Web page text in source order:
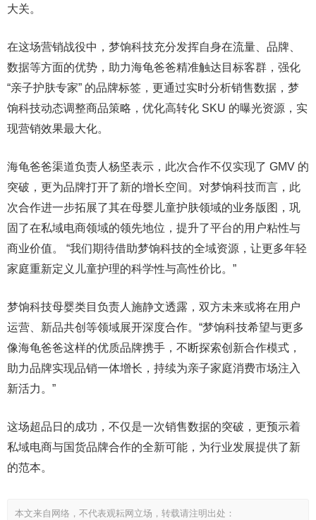
大关。
在这场营销战役中，梦饷科技充分发挥自身在流量、品牌、
数据等方面的优势，助力海龟爸爸精准触达目标客群，强化
“亲子护肤专家” 的品牌标签，更通过实时分析销售数据，梦
饷科技动态调整商品策略，优化高转化 SKU 的曝光资源，实
现营销效果最大化。
海龟爸爸渠道负责人杨坚表示，此次合作不仅实现了 GMV 的
突破，更为品牌打开了新的增长空间。对梦饷科技而言，此
次合作进一步拓展了其在母婴儿童护肤领域的业务版图，巩
固了在私域电商领域的领先地位，提升了平台的用户粘性与
商业价值。 “我们期待借助梦饷科技的全域资源，让更多年轻
家庭重新定义儿童护理的科学性与高性价比。”
梦饷科技母婴类目负责人施静文透露，双方未来或将在用户
运营、新品共创等领域展开深度合作。“梦饷科技希望与更多
像海龟爸爸这样的优质品牌携手，不断探索创新合作模式，
助力品牌实现品销一体增长，持续为亲子家庭消费市场注入
新活力。”
这场超品日的成功，不仅是一次销售数据的突破，更预示着
私域电商与国货品牌合作的全新可能，为行业发展提供了新
的范本。
本文来自网络，不代表观耘网立场，转载请注明出处：